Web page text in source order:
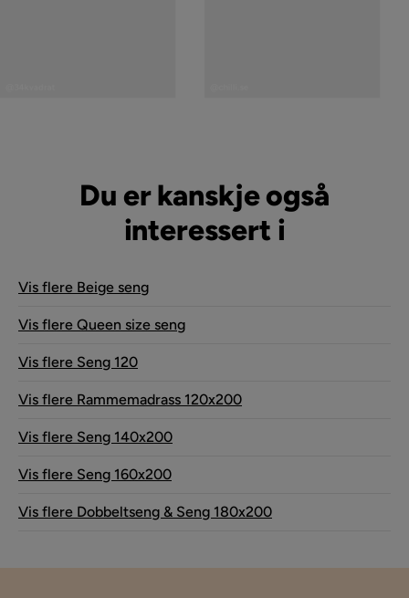
Du er kanskje også
interessert i
Vis flere Beige seng
Vis flere Queen size seng
Vis flere Seng 120
Vis flere Rammemadrass 120x200
Vis flere Seng 140x200
Vis flere Seng 160x200
Vis flere Dobbeltseng & Seng 180x200